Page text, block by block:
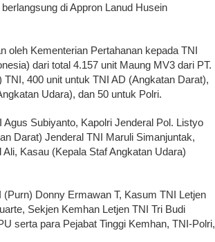
di Appron Lanud Husein
oleh Kementerian Pertahanan kepada TNI
dari total 4.157 unit Maung MV3 dari PT.
400 unit untuk TNI AD (Angkatan Darat),
Udara), dan 50 untuk Polri.
Subiyanto, Kapolri Jenderal Pol. Listyo
Darat) Jenderal TNI Maruli Simanjuntak,
Kasau (Kepala Staf Angkatan Udara)
Donny Ermawan T, Kasum TNI Letjen
Sekjen Kemhan Letjen TNI Tri Budi
serta para Pejabat Tinggi Kemhan, TNI-Polri,